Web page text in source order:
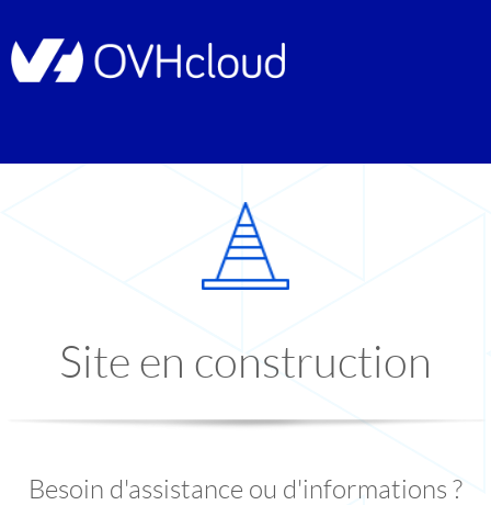
Site en construction
Besoin d'assistance ou d'informations ?